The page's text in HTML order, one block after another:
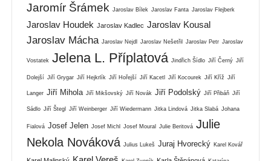
Jaromír Šrámek Jaroslav Bílek Jaroslav Fanta Jaroslav Flejberk
Jaroslav Houdek Jaroslav Kadlec Jaroslav Kousal
Jaroslav Mácha Jaroslav Nejdl Jaroslav Nešetřil Jaroslav Petr Jaroslav
Vostatek Jelena L. Příplatová Jindřich Šídlo Jiří Černý Jiří
Dolejší Jiří Grygar Jiří Hejkrlík Jiří Hořejší Jiří Kacetl Jiří Kocourek Jiří Kříž Jiří
Langer Jiří Mihola Jiří Mikšovský Jiří Novák Jiří Podolský Jiří Přibáň Jiří
Sádlo Jiří Štegl Jiří Weinberger Jiří Wiedermann Jitka Lindová Jitka Slabá Johana
Fialová Josef Jelen Josef Michl Josef Moural Julie Beritová Julie
Nekola Nováková Julius Lukeš Juraj Hvorecký Karel Kovář